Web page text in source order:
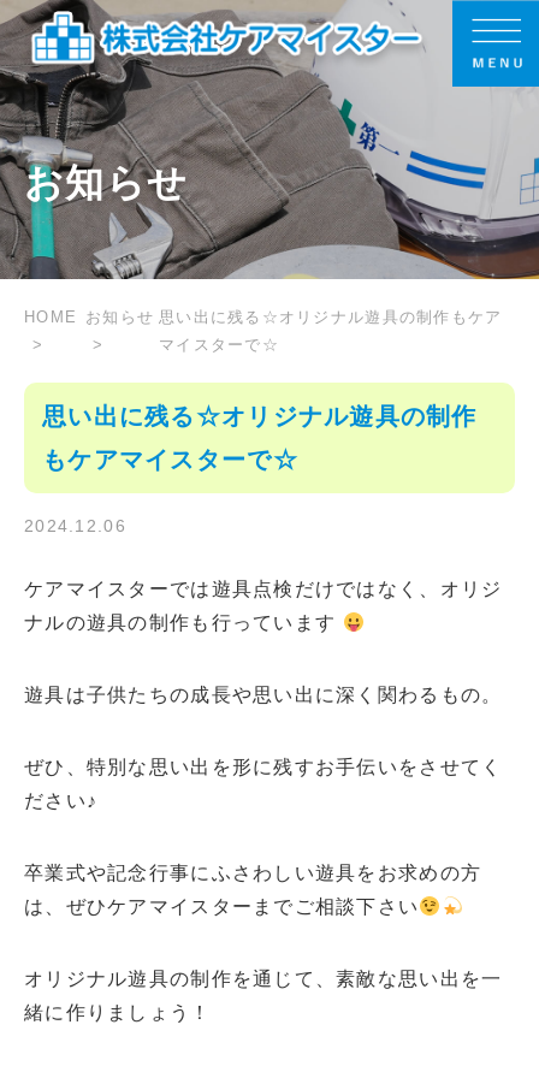
お知らせ
HOME お知らせ 思い出に残る☆オリジナル遊具の制作もケア
マイスターで☆
思い出に残る☆オリジナル遊具の制作
もケアマイスターで☆
2024.12.06
ケアマイスターでは遊具点検だけではなく、オリジ
ナルの遊具の制作も行っています
遊具は子供たちの成長や思い出に深く関わるもの。
ぜひ、特別な思い出を形に残すお手伝いをさせてく
ださい♪
卒業式や記念行事にふさわしい遊具をお求めの方
は、ぜひケアマイスターまでご相談下さい
オリジナル遊具の制作を通じて、素敵な思い出を一
緒に作りましょう！